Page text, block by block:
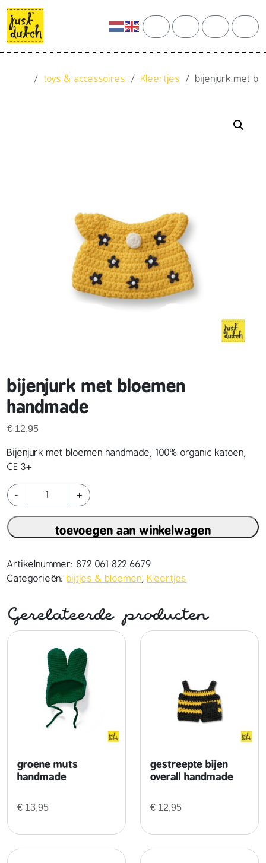
Skip to content
Skip to footer
searchaccountcart
Hometoys & accessoires Kleertjes bijenjurk met
bijenjurk met bloemen
handmade
€ 12,95
Bijenjurk met bloemen handmade, 100% organic katoen,
CE 3+
-
b
i
e
j
u
m
e
a
e
+
toevoegen aan winkelwagen
Artikelnummer: 872 061 822 6679
Categorieën: bijtjes & bloemen, Kleertjes
Gerelateerde producten
groene muts
handmade
€ 13,95
gestreepte bijen
overall handmade
€ 12,95